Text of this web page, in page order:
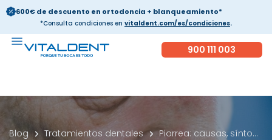
600€ de descuento en ortodoncia + blanqueamiento*
*Consulta condiciones en vitaldent.com/es/condiciones.
900 111 003
Blog Tratamientos dentales Piorrea: causas, síntomas y tratamiento